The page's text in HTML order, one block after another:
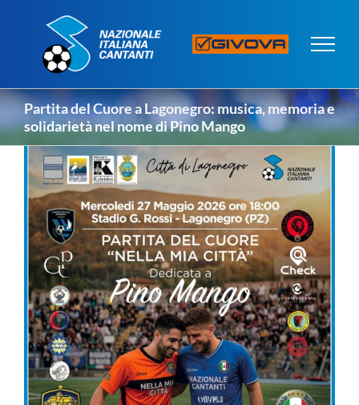
Partita del Cuore a Lagonegro: musica, memoria e
solidarietà nel nome di Pino Mango
Ingrandisci
immagine